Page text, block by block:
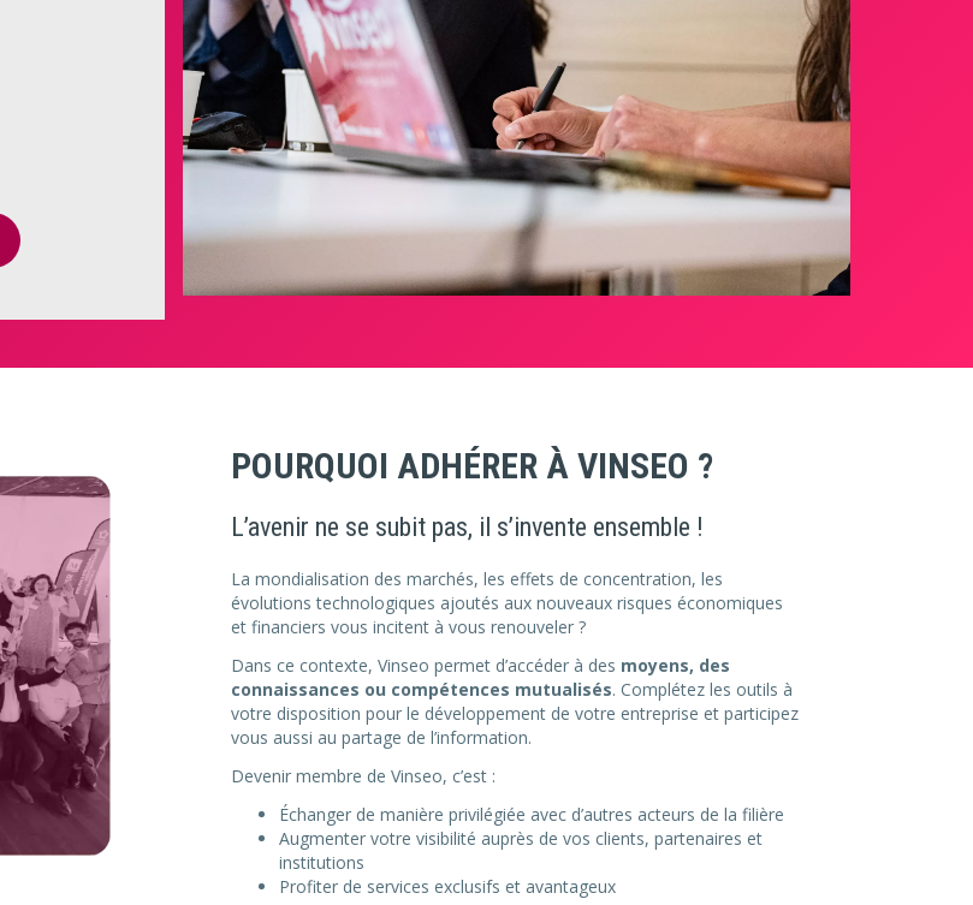
POURQUOI ADHÉRER À VINSEO ?
L’avenir ne se subit pas, il s’invente ensemble !
La mondialisation des marchés, les effets de concentration, les
évolutions technologiques ajoutés aux nouveaux risques économiques
et financiers vous incitent à vous renouveler ?
Dans ce contexte, Vinseo permet d’accéder à des moyens, des
connaissances ou compétences mutualisés. Complétez les outils à
votre disposition pour le développement de votre entreprise et participez
vous aussi au partage de l’information.
Devenir membre de Vinseo, c’est :
Échanger de manière privilégiée avec d’autres acteurs de la filière
Augmenter votre visibilité auprès de vos clients, partenaires et
institutions
Profiter de services exclusifs et avantageux